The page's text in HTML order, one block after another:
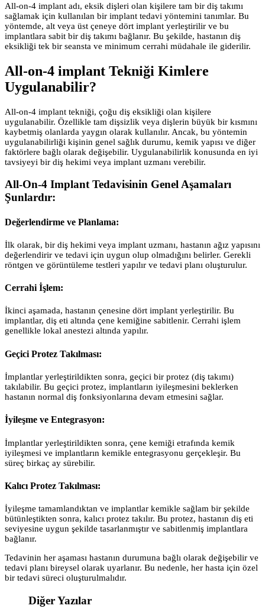
All-on-4 implant adı, eksik dişleri olan kişilere tam bir diş takımı
sağlamak için kullanılan bir implant tedavi yöntemini tanımlar. Bu
yöntemde, alt veya üst çeneye dört implant yerleştirilir ve bu
implantlara sabit bir diş takımı bağlanır. Bu şekilde, hastanın diş
eksikliği tek bir seansta ve minimum cerrahi müdahale ile giderilir.
All-on-4 implant Tekniği Kimlere
Uygulanabilir?
All-on-4 implant tekniği, çoğu diş eksikliği olan kişilere
uygulanabilir. Özellikle tam dişsizlik veya dişlerin büyük bir kısmını
kaybetmiş olanlarda yaygın olarak kullanılır. Ancak, bu yöntemin
uygulanabilirliği kişinin genel sağlık durumu, kemik yapısı ve diğer
faktörlere bağlı olarak değişebilir. Uygulanabilirlik konusunda en iyi
tavsiyeyi bir diş hekimi veya implant uzmanı verebilir.
All-On-4 Implant Tedavisinin Genel Aşamaları
Şunlardır:
Değerlendirme ve Planlama:
İlk olarak, bir diş hekimi veya implant uzmanı, hastanın ağız yapısını
değerlendirir ve tedavi için uygun olup olmadığını belirler. Gerekli
röntgen ve görüntüleme testleri yapılır ve tedavi planı oluşturulur.
Cerrahi İşlem:
İkinci aşamada, hastanın çenesine dört implant yerleştirilir. Bu
implantlar, diş eti altında çene kemiğine sabitlenir. Cerrahi işlem
genellikle lokal anestezi altında yapılır.
Geçici Protez Takılması:
İmplantlar yerleştirildikten sonra, geçici bir protez (diş takımı)
takılabilir. Bu geçici protez, implantların iyileşmesini beklerken
hastanın normal diş fonksiyonlarına devam etmesini sağlar.
İyileşme ve Entegrasyon:
İmplantlar yerleştirildikten sonra, çene kemiği etrafında kemik
iyileşmesi ve implantların kemikle entegrasyonu gerçekleşir. Bu
süreç birkaç ay sürebilir.
Kalıcı Protez Takılması:
İyileşme tamamlandıktan ve implantlar kemikle sağlam bir şekilde
bütünleştikten sonra, kalıcı protez takılır. Bu protez, hastanın diş eti
seviyesine uygun şekilde tasarlanmıştır ve sabitlenmiş implantlara
bağlanır.
Tedavinin her aşaması hastanın durumuna bağlı olarak değişebilir ve
tedavi planı bireysel olarak uyarlanır. Bu nedenle, her hasta için özel
bir tedavi süreci oluşturulmalıdır.
Diğer Yazılar